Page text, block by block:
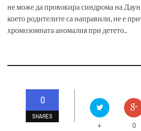
не може да провокира синдрома на
което родителите са направили, не е
хромозомната аномалия при детето..
0
SHARES
+ 0